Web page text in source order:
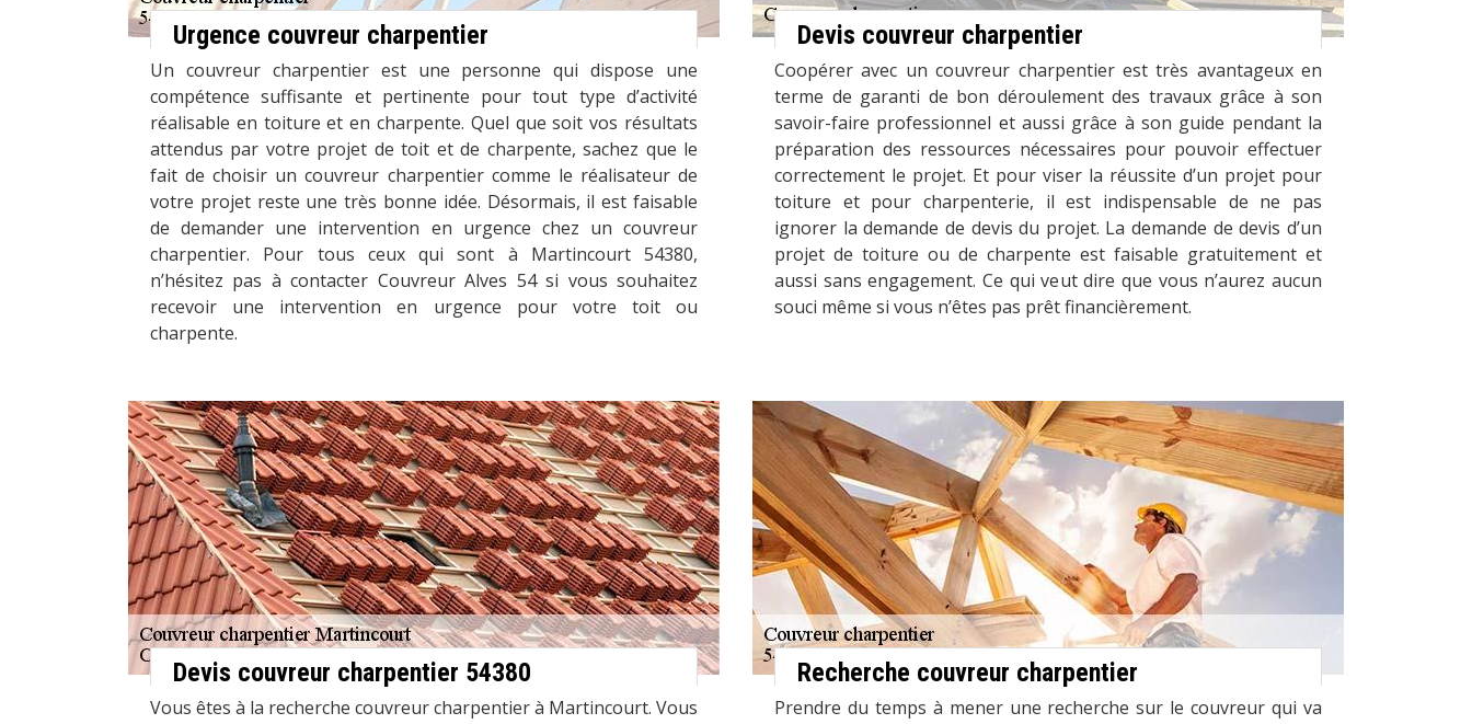
Urgence couvreur charpentier
Un couvreur charpentier est une personne qui dispose une
compétence suffisante et pertinente pour tout type d’activité
réalisable en toiture et en charpente. Quel que soit vos résultats
attendus par votre projet de toit et de charpente, sachez que le
fait de choisir un couvreur charpentier comme le réalisateur de
votre projet reste une très bonne idée. Désormais, il est faisable
de demander une intervention en urgence chez un couvreur
charpentier. Pour tous ceux qui sont à Martincourt 54380,
n’hésitez pas à contacter Couvreur Alves 54 si vous souhaitez
recevoir une intervention en urgence pour votre toit ou
charpente.
Devis couvreur charpentier
Coopérer avec un couvreur charpentier est très avantageux en
terme de garanti de bon déroulement des travaux grâce à son
savoir-faire professionnel et aussi grâce à son guide pendant la
préparation des ressources nécessaires pour pouvoir effectuer
correctement le projet. Et pour viser la réussite d’un projet pour
toiture et pour charpenterie, il est indispensable de ne pas
ignorer la demande de devis du projet. La demande de devis d’un
projet de toiture ou de charpente est faisable gratuitement et
aussi sans engagement. Ce qui veut dire que vous n’aurez aucun
souci même si vous n’êtes pas prêt financièrement.
Devis couvreur charpentier 54380
Vous êtes à la recherche couvreur charpentier à Martincourt. Vous
Recherche couvreur charpentier
Prendre du temps à mener une recherche sur le couvreur qui va